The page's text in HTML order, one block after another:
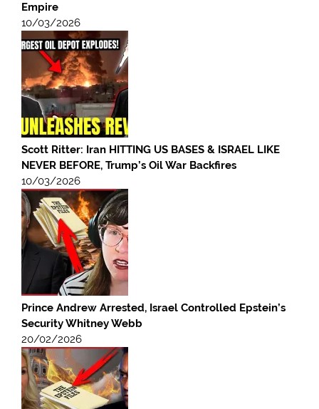
Empire
10/03/2026
Scott Ritter: Iran HITTING US BASES & ISRAEL LIKE
NEVER BEFORE, Trump’s Oil War Backfires
10/03/2026
Prince Andrew Arrested, Israel Controlled Epstein’s
Security Whitney Webb
20/02/2026